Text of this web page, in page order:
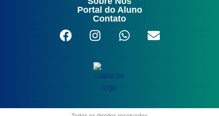
Portal do Aluno
Contato